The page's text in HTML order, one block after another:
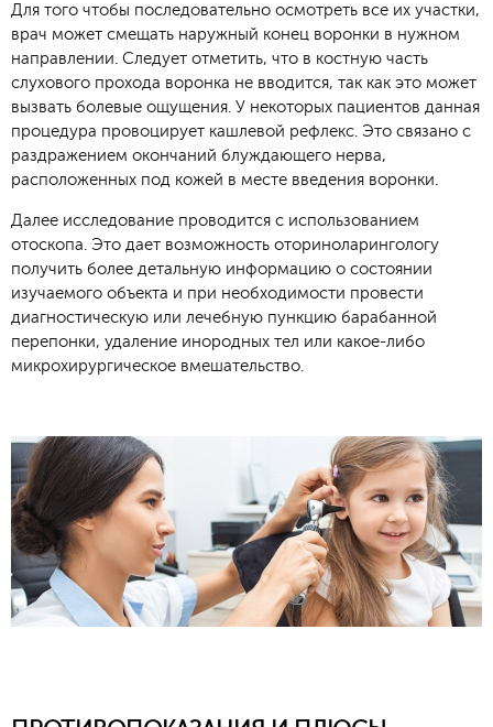
Для того чтобы последовательно осмотреть все их участки,
врач может смещать наружный конец воронки в нужном
направлении. Следует отметить, что в костную часть
слухового прохода воронка не вводится, так как это может
вызвать болевые ощущения. У некоторых пациентов данная
процедура провоцирует кашлевой рефлекс. Это связано с
раздражением окончаний блуждающего нерва,
расположенных под кожей в месте введения воронки.
Далее исследование проводится с использованием
отоскопа. Это дает возможность оториноларингологу
получить более детальную информацию о состоянии
изучаемого объекта и при необходимости провести
диагностическую или лечебную пункцию барабанной
перепонки, удаление инородных тел или какое-либо
микрохирургическое вмешательство.